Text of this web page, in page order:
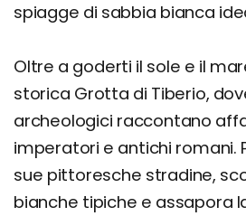
spiagge di sabbia bianca
Oltre a goderti il sole e il
storica Grotta di Tiberio,
archeologici raccontano
imperatori e antichi romani.
sue pittoresche stradine,
bianche tipiche e assapora